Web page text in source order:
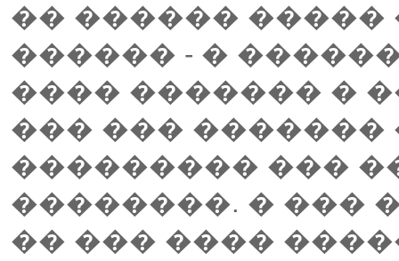
�� ������ �����
������ - �
���� ������� �
��� ��� �������
��������� ���
��������. � ���
�� ��� ����